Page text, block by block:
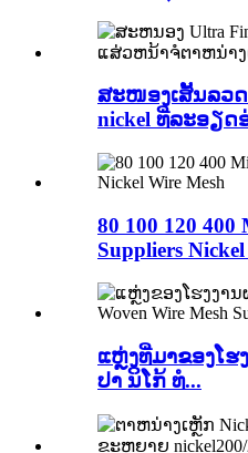
ສະໜອງເສັ້ນລວດ
nickel ທີ່ລະອຽດ
80 100 120 400
Suppliers
ແຫຼ່ງທີ່ມາຂອງໂຮ
ປາ ນິໂກ້ ທໍ...